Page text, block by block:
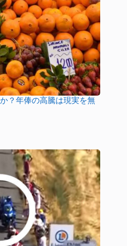
？年俸の高騰は現実を無